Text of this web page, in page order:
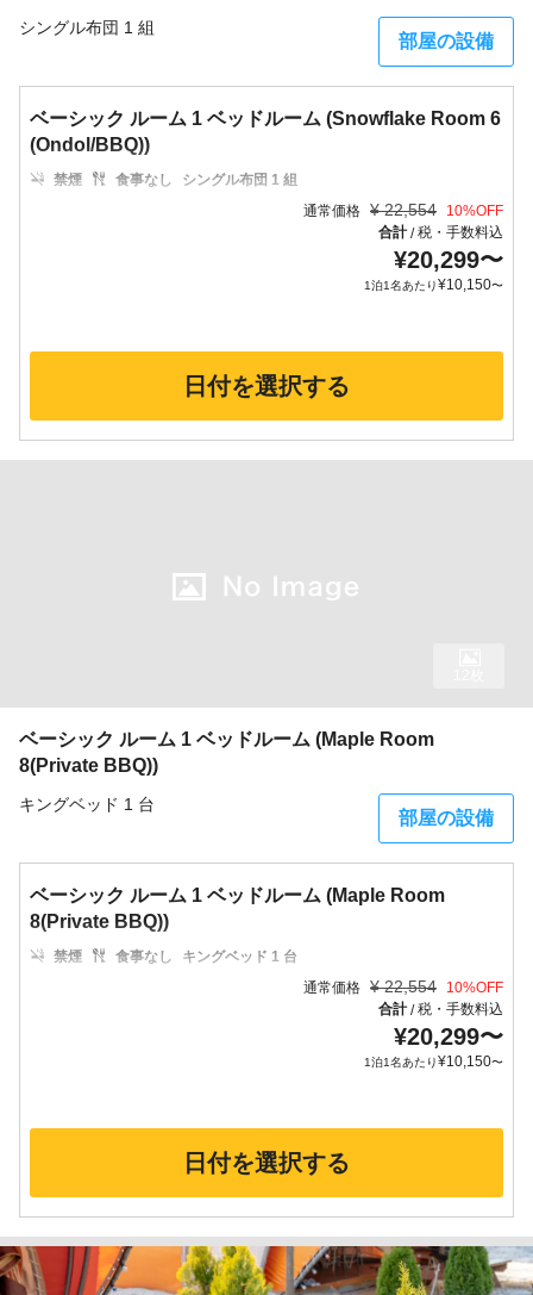
シングル布団 1 組
部屋の設備
ベーシック ルーム 1 ベッドルーム (Snowflake Room 6
(Ondol/BBQ))
禁煙 食事なし
シングル布団 1 組
通常価格 ¥ 22,554 10%OFF
合計/税・手数料込
¥20,299〜
1泊1名あたり¥10,150〜
日付を選択する
ベーシック ルーム 1 ベッドルーム (Maple Room
8(Private BBQ))
キングベッド 1 台
部屋の設備
ベーシック ルーム 1 ベッドルーム (Maple Room
8(Private BBQ))
禁煙 食事なし
キングベッド 1 台
通常価格 ¥ 22,554 10%OFF
合計/税・手数料込
¥20,299〜
1泊1名あたり¥10,150〜
日付を選択する